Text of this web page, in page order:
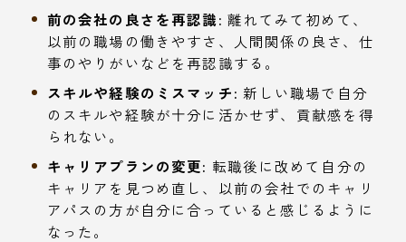
前の会社の良さを再認識: 離れてみて初めて、
以前の職場の働きやすさ、人間関係の良さ、仕
事のやりがいなどを再認識する。
スキルや経験のミスマッチ: 新しい職場で自分
のスキルや経験が十分に活かせず、貢献感を得
られない。
キャリアプランの変更: 転職後に改めて自分の
キャリアを見つめ直し、以前の会社でのキャリ
アパスの方が自分に合っていると感じるように
なった。